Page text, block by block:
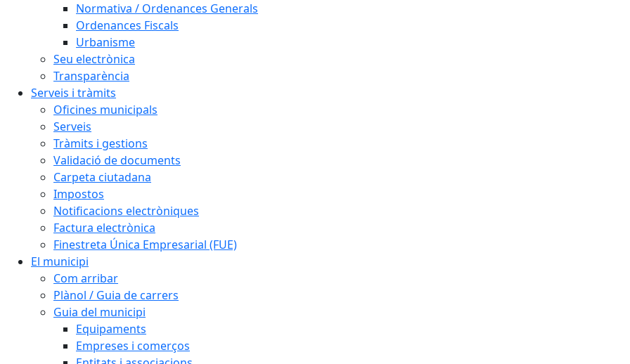
Normativa / Ordenances Generals
Ordenances Fiscals
Urbanisme
Seu electrònica
Transparència
Serveis i tràmits
Oficines municipals
Serveis
Tràmits i gestions
Validació de documents
Carpeta ciutadana
Impostos
Notificacions electròniques
Factura electrònica
Finestreta Única Empresarial (FUE)
El municipi
Com arribar
Plànol / Guia de carrers
Guia del municipi
Equipaments
Empreses i comerços